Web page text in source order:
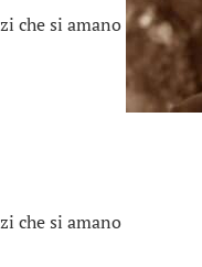
che si amano
che si amano